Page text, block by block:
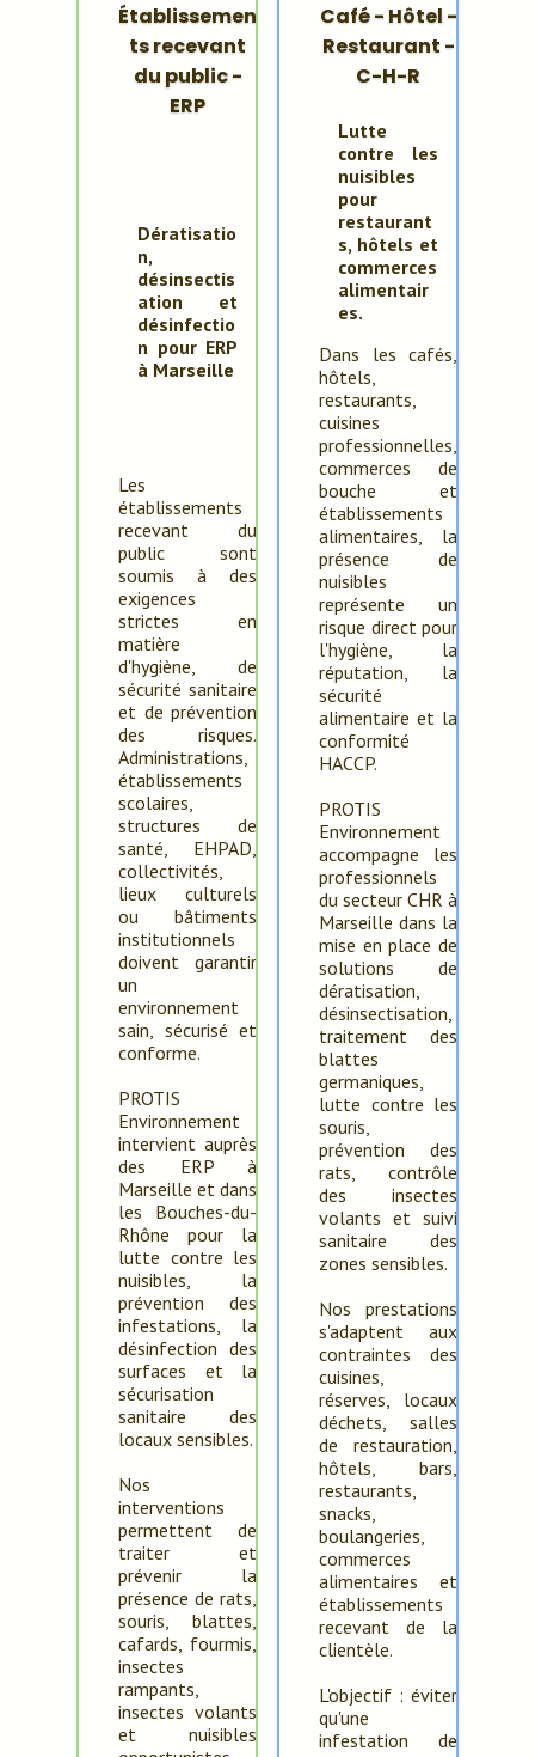
Établissemen
ts recevant
du public -
ERP
Dératisatio
n,
désinsectis
ation et
désinfectio
n pour ERP
à Marseille
Les
établissements
recevant du
public sont
soumis à des
exigences
strictes en
matière
d'hygiène, de
sécurité sanitaire
et de prévention
des risques.
Administrations,
établissements
scolaires,
structures de
santé, EHPAD,
collectivités,
lieux culturels
ou bâtiments
institutionnels
doivent garantir
un
environnement
sain, sécurisé et
conforme.
PROTIS
Environnement
intervient auprès
des ERP à
Marseille et dans
les Bouches-du-
Rhône pour la
lutte contre les
nuisibles, la
prévention des
infestations, la
désinfection des
surfaces et la
sécurisation
sanitaire des
locaux sensibles.
Nos
interventions
permettent de
traiter et
prévenir la
présence de rats,
souris, blattes,
cafards, fourmis,
insectes
rampants,
insectes volants
et nuisibles
Café - Hôtel -
Restaurant -
C-H-R
Lutte
contre les
nuisibles
pour
restaurant
s, hôtels et
commerces
alimentair
es.
Dans les cafés,
hôtels,
restaurants,
cuisines
professionnelles,
commerces de
bouche et
établissements
alimentaires, la
présence de
nuisibles
représente un
risque direct pour
l'hygiène, la
réputation, la
sécurité
alimentaire et la
conformité
HACCP.
PROTIS
Environnement
accompagne les
professionnels
du secteur CHR à
Marseille dans la
mise en place de
solutions de
dératisation,
désinsectisation,
traitement des
blattes
germaniques,
lutte contre les
souris,
prévention des
rats, contrôle
des insectes
volants et suivi
sanitaire des
zones sensibles.
Nos prestations
s'adaptent aux
contraintes des
cuisines,
réserves, locaux
déchets, salles
de restauration,
hôtels, bars,
restaurants,
snacks,
boulangeries,
commerces
alimentaires et
établissements
recevant de la
clientèle.
L'objectif : éviter
qu'une
infestation de